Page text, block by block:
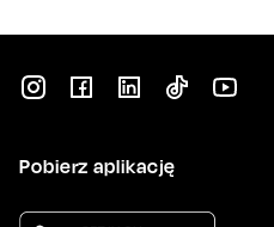
Pobierz aplikację